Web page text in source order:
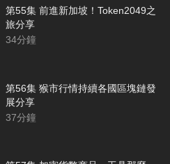
第55集 前進新加坡！Token2049之
旅分享
34分鐘
第56集 猴市行情持續各國區塊鏈發
展分享
37分鐘